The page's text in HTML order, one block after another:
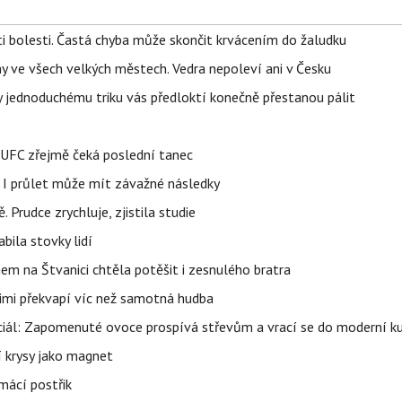
Častá chyba může skončit krvácením do žaludku
všech velkých městech. Vedra nepoleví ani v Česku
triku vás předloktí konečně přestanou pálit
zřejmě čeká poslední tanec
průlet může mít závažné následky
Prudce zrychluje, zjistila studie
stovky lidí
na Štvanici chtěla potěšit i zesnulého bratra
překvapí víc než samotná hudba
Zapomenuté ovoce prospívá střevům a vrací se do moderní
jako magnet
postřik